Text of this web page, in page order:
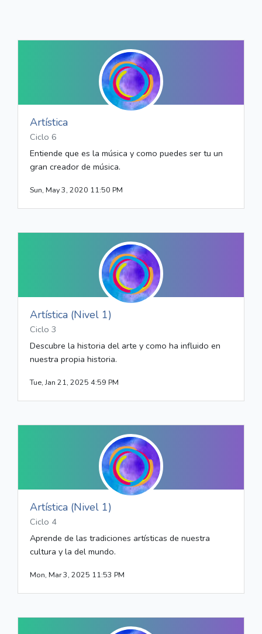
Artística
Ciclo 6
Entiende que es la música y como puedes ser tu un
gran creador de música.
Sun, May 3, 2020 11:50 PM
Artística (Nivel 1)
Ciclo 3
Descubre la historia del arte y como ha influido en
nuestra propia historia.
Tue, Jan 21, 2025 4:59 PM
Artística (Nivel 1)
Ciclo 4
Aprende de las tradiciones artísticas de nuestra
cultura y la del mundo.
Mon, Mar 3, 2025 11:53 PM